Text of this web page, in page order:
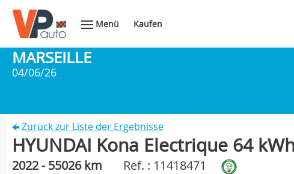
Menü Kaufen
MARSEILLE
04/06/26
Zurück zur Liste der Ergebnisse
HYUNDAI Kona Electrique 64
2022 - 55026 km Ref. : 11418471